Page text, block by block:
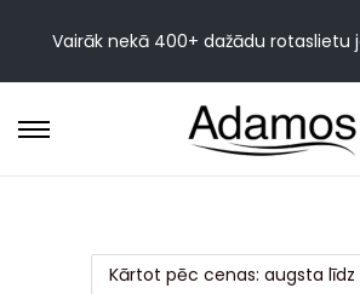
Vairāk nekā 400+ dažādu rotaslietu